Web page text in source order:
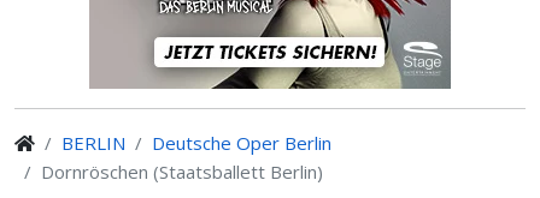
BERLIN
Deutsche Oper Berlin
Dornröschen (Staatsballett Berlin)